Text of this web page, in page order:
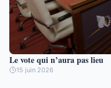
Le vote qui n’aura pas lieu
15 juin 2026